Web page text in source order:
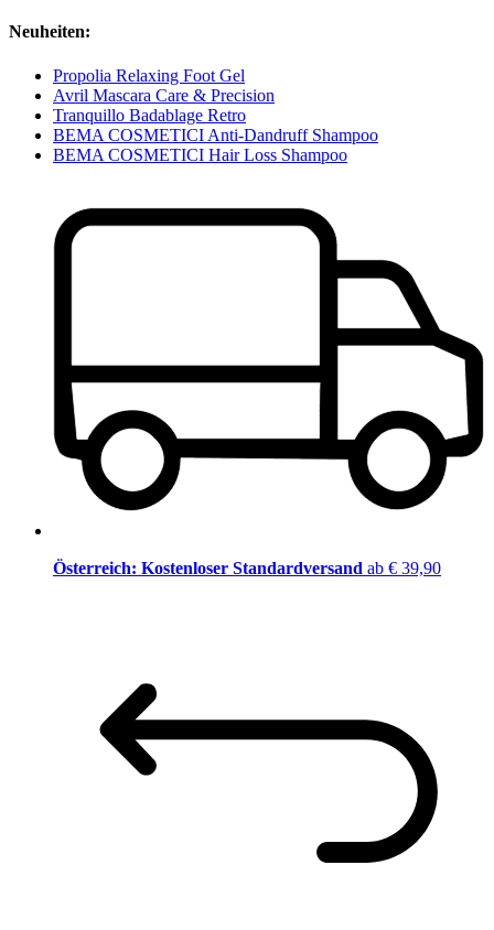
Neuheiten:
Propolia Relaxing Foot Gel
Avril Mascara Care & Precision
Tranquillo Badablage Retro
BEMA COSMETICI Anti-Dandruff Shampoo
BEMA COSMETICI Hair Loss Shampoo
Österreich: Kostenloser Standardversand ab € 39,90